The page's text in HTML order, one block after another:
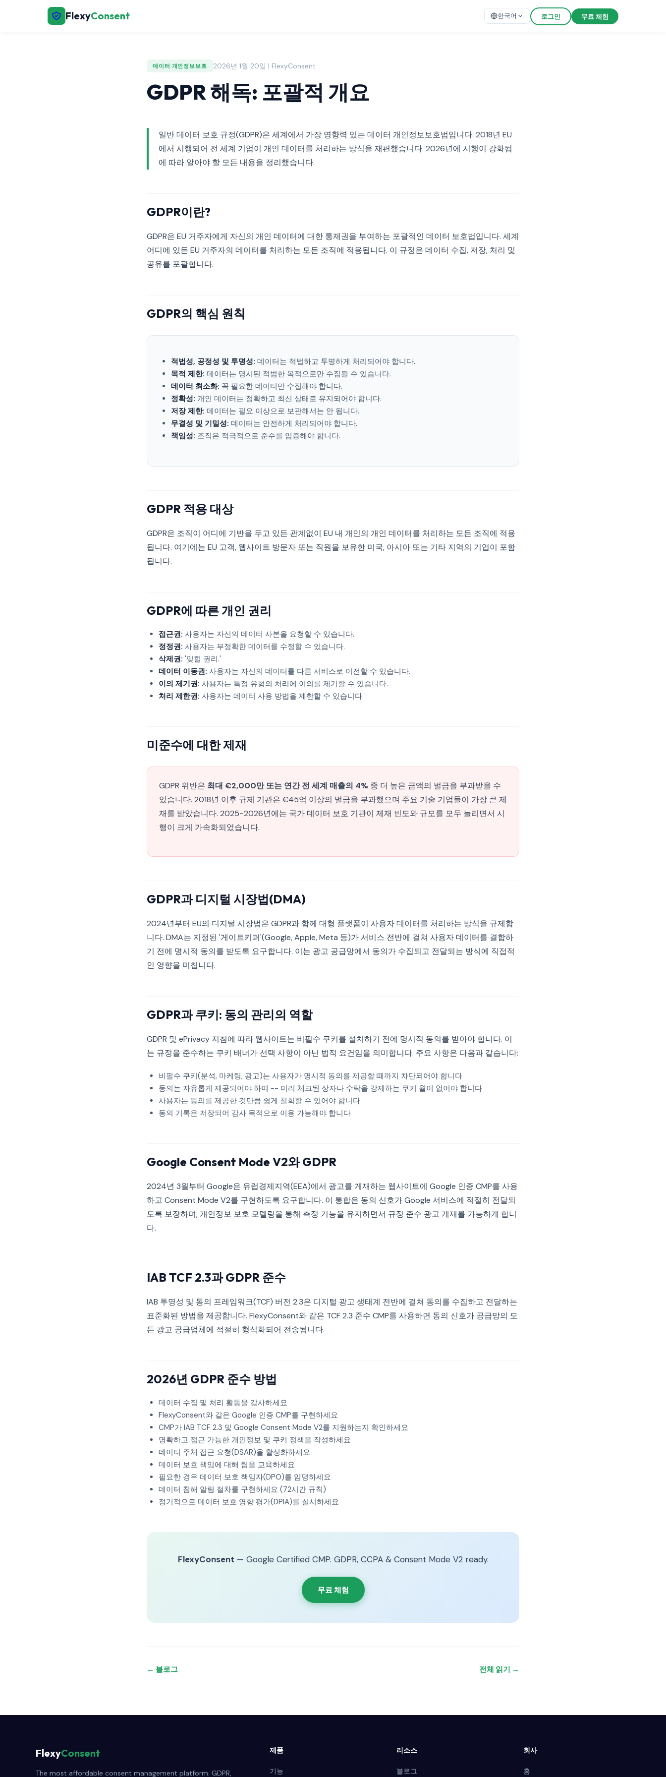
FlexyConsent 한국어 로그인 무료 체험
데이터 개인정보보호 2026년 1월 20일 | FlexyConsent
GDPR 해독: 포괄적 개요
일반 데이터 보호 규정(GDPR)은 세계에서 가장 영향력 있는 데이터 개인정보보호법입니다. 2018년 EU
에서 시행되어 전 세계 기업이 개인 데이터를 처리하는 방식을 재편했습니다. 2026년에 시행이 강화됨
에 따라 알아야 할 모든 내용을 정리했습니다.
GDPR이란?
GDPR은 EU 거주자에게 자신의 개인 데이터에 대한 통제권을 부여하는 포괄적인 데이터 보호법입니다. 세계
어디에 있든 EU 거주자의 데이터를 처리하는 모든 조직에 적용됩니다. 이 규정은 데이터 수집, 저장, 처리 및
공유를 포괄합니다.
GDPR의 핵심 원칙
적법성, 공정성 및 투명성: 데이터는 적법하고 투명하게 처리되어야 합니다.
목적 제한: 데이터는 명시된 적법한 목적으로만 수집될 수 있습니다.
데이터 최소화: 꼭 필요한 데이터만 수집해야 합니다.
정확성: 개인 데이터는 정확하고 최신 상태로 유지되어야 합니다.
저장 제한: 데이터는 필요 이상으로 보관해서는 안 됩니다.
무결성 및 기밀성: 데이터는 안전하게 처리되어야 합니다.
책임성: 조직은 적극적으로 준수를 입증해야 합니다.
GDPR 적용 대상
GDPR은 조직이 어디에 기반을 두고 있든 관계없이 EU 내 개인의 개인 데이터를 처리하는 모든 조직에 적용
됩니다. 여기에는 EU 고객, 웹사이트 방문자 또는 직원을 보유한 미국, 아시아 또는 기타 지역의 기업이 포함
됩니다.
GDPR에 따른 개인 권리
접근권: 사용자는 자신의 데이터 사본을 요청할 수 있습니다.
정정권: 사용자는 부정확한 데이터를 수정할 수 있습니다.
삭제권: '잊힐 권리.'
데이터 이동권: 사용자는 자신의 데이터를 다른 서비스로 이전할 수 있습니다.
이의 제기권: 사용자는 특정 유형의 처리에 이의를 제기할 수 있습니다.
처리 제한권: 사용자는 데이터 사용 방법을 제한할 수 있습니다.
미준수에 대한 제재
GDPR 위반은 최대 €2,000만 또는 연간 전 세계 매출의 4% 중 더 높은 금액의 벌금을 부과받을 수
있습니다. 2018년 이후 규제 기관은 €45억 이상의 벌금을 부과했으며 주요 기술 기업들이 가장 큰 제
재를 받았습니다. 2025~2026년에는 국가 데이터 보호 기관이 제재 빈도와 규모를 모두 늘리면서 시
행이 크게 가속화되었습니다.
GDPR과 디지털 시장법(DMA)
2024년부터 EU의 디지털 시장법은 GDPR과 함께 대형 플랫폼이 사용자 데이터를 처리하는 방식을 규제합
니다. DMA는 지정된 '게이트키퍼'(Google, Apple, Meta 등)가 서비스 전반에 걸쳐 사용자 데이터를 결합하
기 전에 명시적 동의를 받도록 요구합니다. 이는 광고 공급망에서 동의가 수집되고 전달되는 방식에 직접적
인 영향을 미칩니다.
GDPR과 쿠키: 동의 관리의 역할
GDPR 및 ePrivacy 지침에 따라 웹사이트는 비필수 쿠키를 설치하기 전에 명시적 동의를 받아야 합니다. 이
는 규정을 준수하는 쿠키 배너가 선택 사항이 아닌 법적 요건임을 의미합니다. 주요 사항은 다음과 같습니다:
비필수 쿠키(분석, 마케팅, 광고)는 사용자가 명시적 동의를 제공할 때까지 차단되어야 합니다
동의는 자유롭게 제공되어야 하며 -- 미리 체크된 상자나 수락을 강제하는 쿠키 월이 없어야 합니다
사용자는 동의를 제공한 것만큼 쉽게 철회할 수 있어야 합니다
동의 기록은 저장되어 감사 목적으로 이용 가능해야 합니다
Google Consent Mode V2와 GDPR
2024년 3월부터 Google은 유럽경제지역(EEA)에서 광고를 게재하는 웹사이트에 Google 인증 CMP를 사용
하고 Consent Mode V2를 구현하도록 요구합니다. 이 통합은 동의 신호가 Google 서비스에 적절히 전달되
도록 보장하며, 개인정보 보호 모델링을 통해 측정 기능을 유지하면서 규정 준수 광고 게재를 가능하게 합니
다.
IAB TCF 2.3과 GDPR 준수
IAB 투명성 및 동의 프레임워크(TCF) 버전 2.3은 디지털 광고 생태계 전반에 걸쳐 동의를 수집하고 전달하는
표준화된 방법을 제공합니다. FlexyConsent와 같은 TCF 2.3 준수 CMP를 사용하면 동의 신호가 공급망의 모
든 광고 공급업체에 적절히 형식화되어 전송됩니다.
2026년 GDPR 준수 방법
데이터 수집 및 처리 활동을 감사하세요
FlexyConsent와 같은 Google 인증 CMP를 구현하세요
CMP가 IAB TCF 2.3 및 Google Consent Mode V2를 지원하는지 확인하세요
명확하고 접근 가능한 개인정보 및 쿠키 정책을 작성하세요
데이터 주체 접근 요청(DSAR)을 활성화하세요
데이터 보호 책임에 대해 팀을 교육하세요
필요한 경우 데이터 보호 책임자(DPO)를 임명하세요
데이터 침해 알림 절차를 구현하세요 (72시간 규칙)
정기적으로 데이터 보호 영향 평가(DPIA)를 실시하세요
FlexyConsent — Google Certified CMP. GDPR, CCPA & Consent Mode V2 ready.
무료 체험
← 블로그 전체 읽기 →
FlexyConsent
The most affordable consent management platform. GDPR,
제품
기능
리소스
블로그
회사
홈